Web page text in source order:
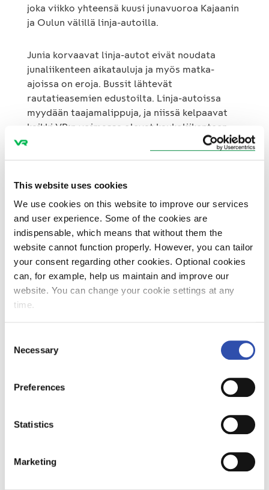
This website uses cookies
We use cookies on this website to improve our services
and user experience. Some of the cookies are
indispensable, which means that without them the
website cannot function properly. However, you can tailor
your consent regarding other cookies. Optional cookies
can, for example, help us maintain and improve our
website. You can change your cookie settings at any
time.
Selection
Necessary
Preferences
Statistics
Marketing
joka viikko yhteensä kuusi junavuoroa Kajaanin
ja Oulun välillä linja-autoilla.
Junia korvaavat linja-autot eivät noudata
junaliikenteen aikatauluja ja myös matka-
ajoissa on eroja. Bussit lähtevät
rautatieasemien edustoilta. Linja-autoissa
myydään taajamalippuja, ja niissä kelpaavat
kaikki VR:n voimassa olevat kaukoliikenteen
matkaliput. Busseissa voi kuljettaa vain
Lisätietoja ratatöistä johtuvista
poikkeusjärjestelyistä ja korvaavien
kuljetusten aikatauluista löytyyVR:n
verkkosivuilta. Järjestelyistä voi kysyä myös
asemien lipunmyynneistä jaVR
Asiakaspalvelusta . Lisäksi tiedot päivittyvät
VR:n verkkosivujen matkahakuun. Ratatöistä
vastaa Liikennevirasto.